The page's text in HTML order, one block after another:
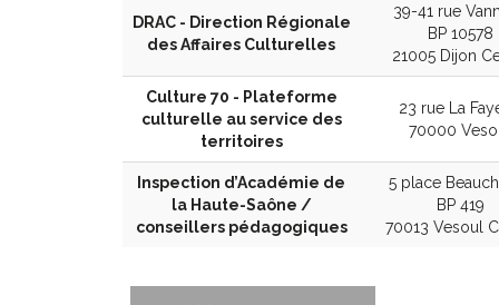
DRAC - Direction Régionale
des Affaires Culturelles
39-41 rue
BP 10578
21005 Dijon
Culture 70 - Plateforme
culturelle au service des
territoires
23 rue La
70000
Inspection d’Académie de
la Haute-Saône /
conseillers pédagogiques
5 place
BP 419
70013 Vesoul